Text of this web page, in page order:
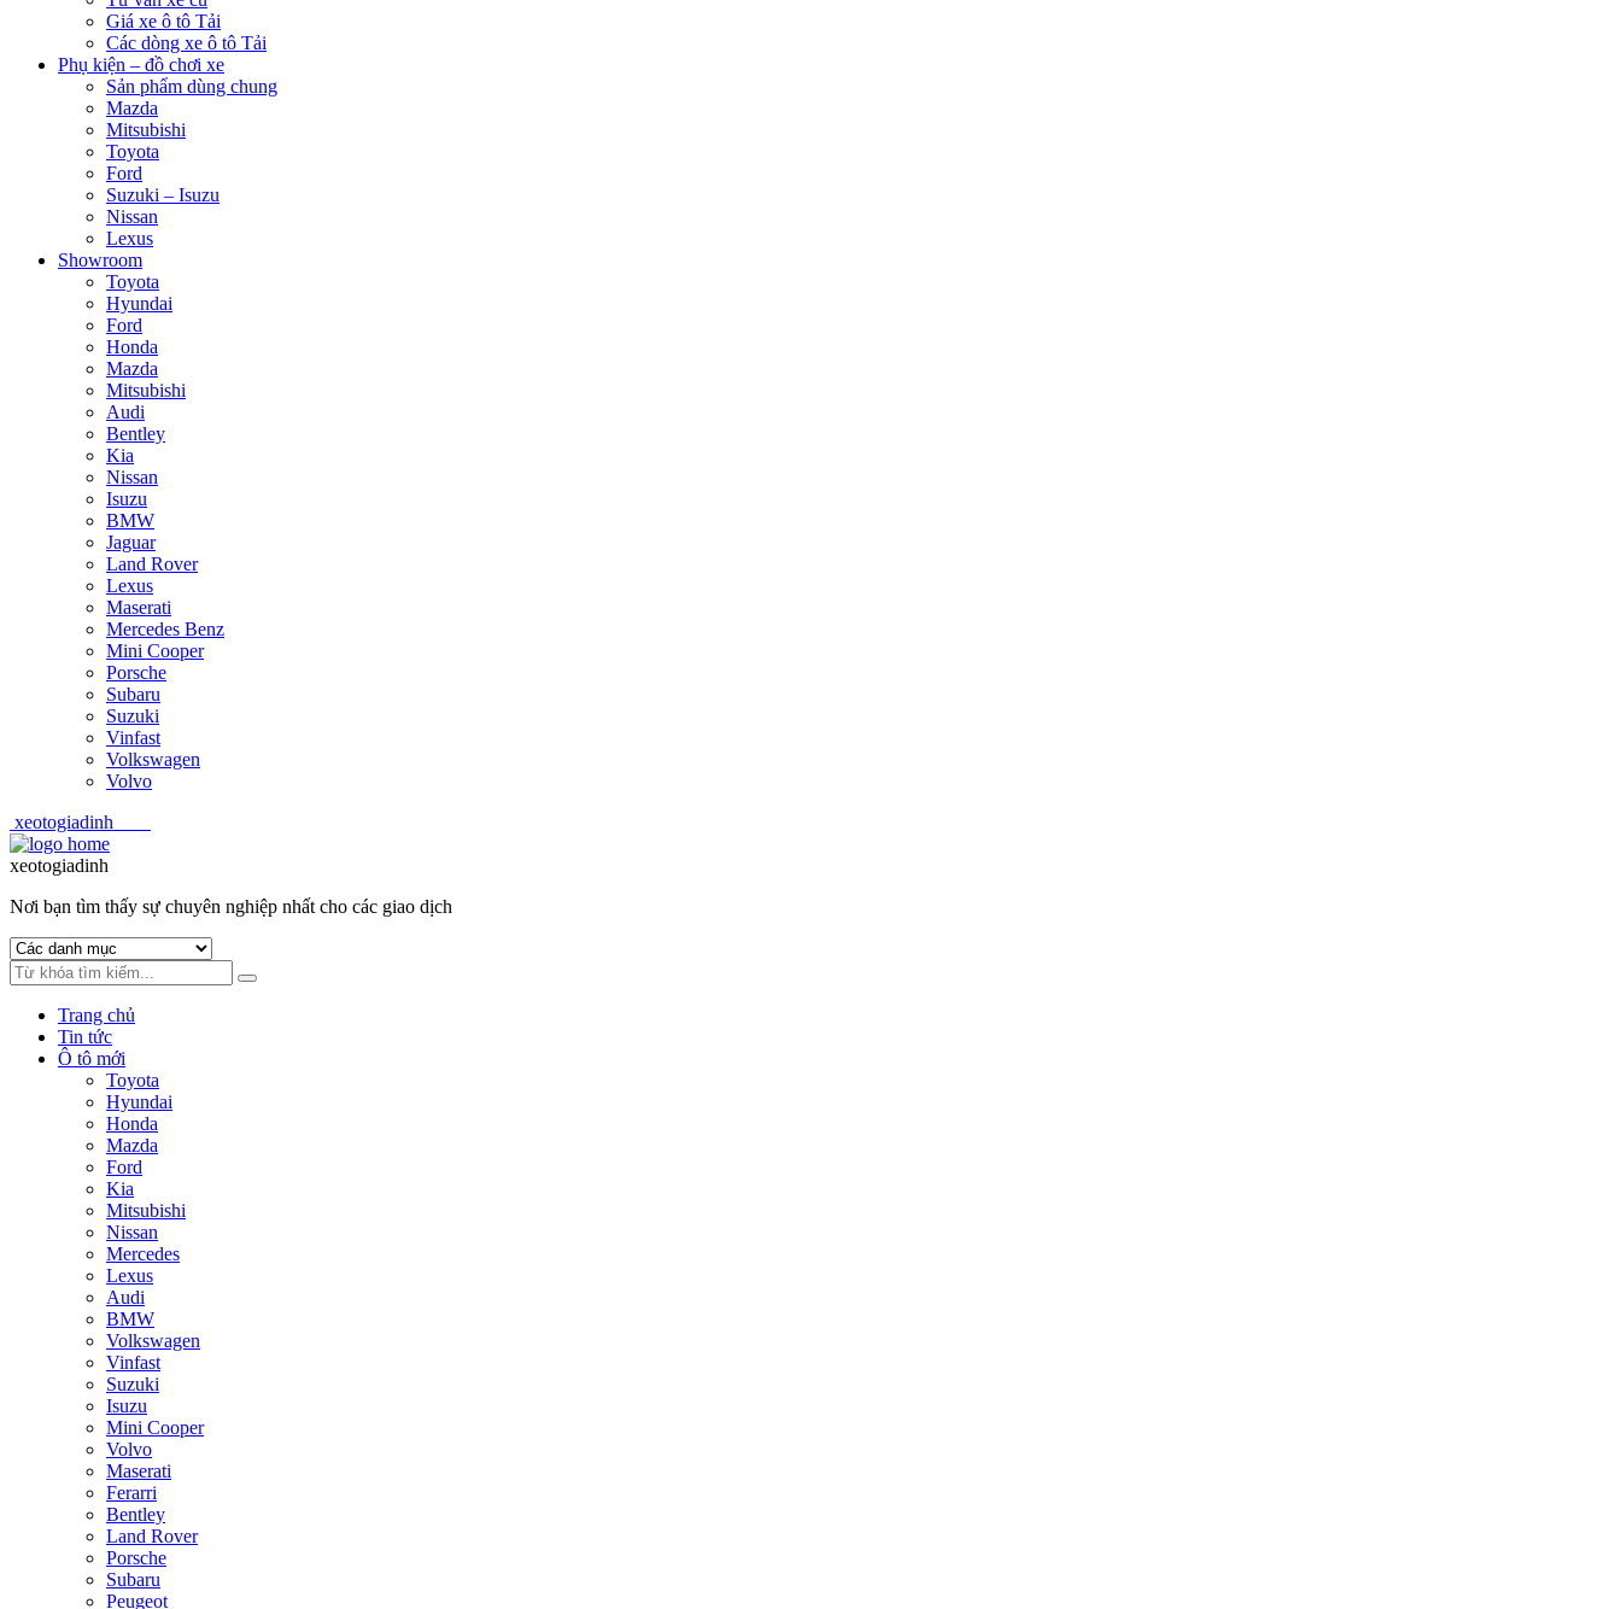
Giá xe ô tô Tải
Các dòng xe ô tô Tải
Phụ kiện – đồ chơi xe
Sản phẩm dùng chung
Mazda
Mitsubishi
Toyota
Ford
Suzuki – Isuzu
Nissan
Lexus
Showroom
Toyota
Hyundai
Ford
Honda
Mazda
Mitsubishi
Audi
Bentley
Kia
Nissan
Isuzu
BMW
Jaguar
Land Rover
Lexus
Maserati
Mercedes Benz
Mini Cooper
Porsche
Subaru
Suzuki
Vinfast
Volkswagen
Volvo
xeotogiadinh
Skip
to
Skip
to
xeotogiadinh
Nơi bạn tìm thấy sự chuyên nghiệp nhất cho các giao dịch
Trang chủ
Tin tức
Ô tô mới
Toyota
Hyundai
Honda
Mazda
Ford
Kia
Mitsubishi
Nissan
Mercedes
Lexus
Audi
BMW
Volkswagen
Vinfast
Suzuki
Isuzu
Mini Cooper
Volvo
Maserati
Ferarri
Bentley
Land Rover
Porsche
Subaru
Peugeot